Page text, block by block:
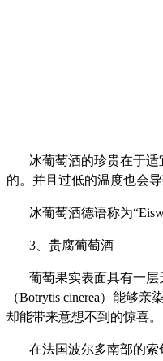
冰葡萄酒的珍贵在于
的。并且过低的温度也会导
冰葡萄酒德语称为
3、贵腐葡萄酒
葡萄果实表面具有一
（Botrytis cinerea）能够
却能带来意想不到的惊喜。
在法国波尔多南部的